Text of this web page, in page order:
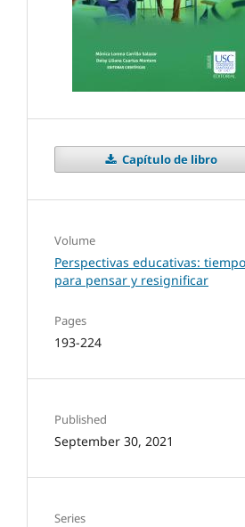
Capítulo de libro
Volume
Perspectivas educativas:
para pensar y resignificar
Pages
193-224
Published
September 30, 2021
Series